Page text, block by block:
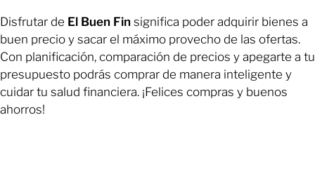
Disfrutar de El Buen Fin significa poder adquirir bienes a
buen precio y sacar el máximo provecho de las ofertas.
Con planificación, comparación de precios y apegarte a tu
presupuesto podrás comprar de manera inteligente y
cuidar tu salud financiera. ¡Felices compras y buenos
ahorros!